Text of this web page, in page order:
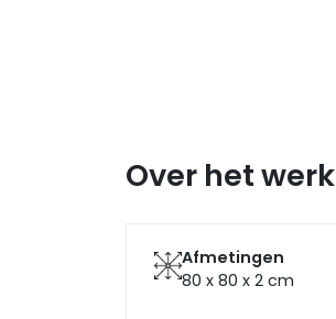
Over het werk
Afmetingen
80 x 80 x 2 cm